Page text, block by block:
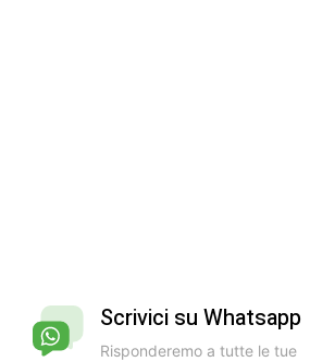
Scrivici su Whatsapp
Risponderemo a tutte le tue